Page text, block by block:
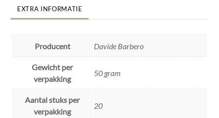
EXTRA INFORMATIE
Producent Davide Barbero
Gewicht per
verpakking
50 gram
Aantal stuks per
verpakking
20